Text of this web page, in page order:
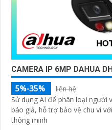
CAMERA IP 6MP DAHUA
5%-35%
liên hệ
Sử dụng AI để phân loại người
báo giả, hỗ trợ bảo vệ chu vi
thông minh